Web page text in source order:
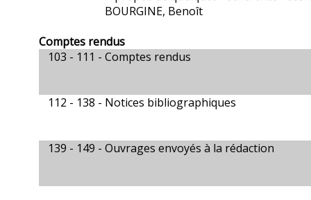
BOURGINE, Benoît
Comptes rendus
103 - 111 - Comptes rendus
112 - 138 - Notices bibliographiques
139 - 149 - Ouvrages envoyés à la rédaction